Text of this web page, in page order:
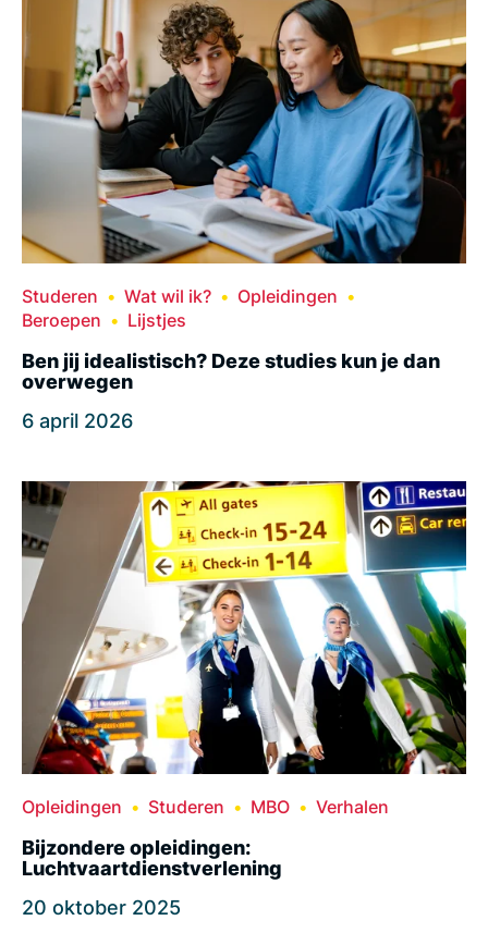
Studeren Wat wil ik?
Opleidingen
Beroepen
Lijstjes
Ben jij idealistisch? Deze studies kun je dan
overwegen
6 april 2026
Opleidingen Studeren MBO Verhalen
Bijzondere opleidingen:
Luchtvaartdienstverlening
20 oktober 2025